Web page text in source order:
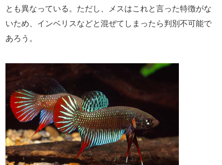
とも異なっている。ただし、メスはこれと言った特徴がな
いため、インベリスなどと混ぜてしまったら判別不可能で
あろう。